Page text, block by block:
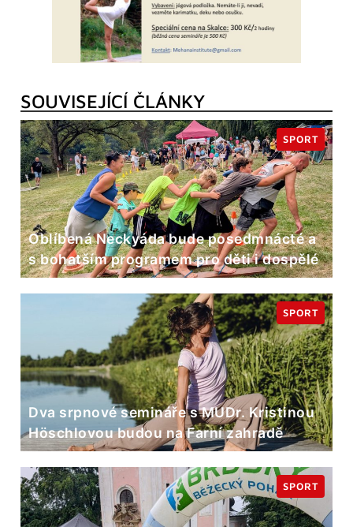
SOUVISEJÍCÍ ČLÁNKY
Oblíbená Neckyáda bude posedmnácté a
s bohatším programem pro děti i dospělé
SPORT
Dva srpnové semináře s MUDr. Kristinou
Höschlovou budou na Farní zahradě
SPORT
SPORT